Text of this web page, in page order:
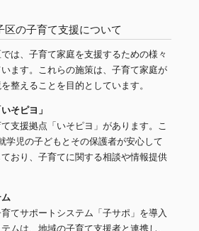
区の子育て支援について
は、子育て家庭を支援するための様々
ます。これらの施策は、子育て家庭が
整えることを目的としています。
そピヨ」
支援拠点「いそピヨ」があります。こ
学児の子どもとその保護者が安心して
おり、子育てに関する相談や情報提供
てサポートシステム「子サポ」を導入
ムは、地域の子育て支援者と連携し、